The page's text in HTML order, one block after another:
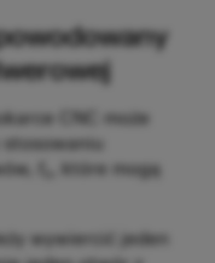
CNC może
, które mogą
wywiercić jeden